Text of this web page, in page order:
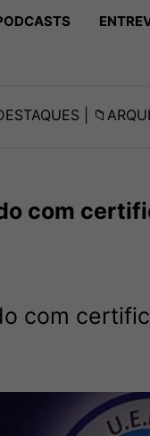
| 📁
com
com